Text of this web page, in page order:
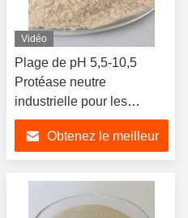
Vidéo
Plage de pH 5,5-10,5
Protéase neutre
industrielle pour les
applications de qualité
industrielle
Obtenez le meilleur